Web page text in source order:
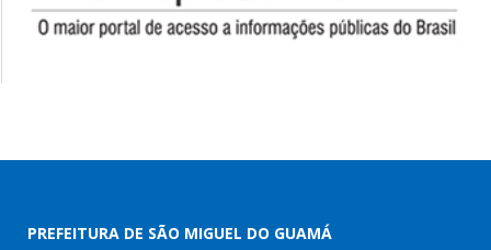
PREFEITURA DE SÃO MIGUEL DO GUAMÁ